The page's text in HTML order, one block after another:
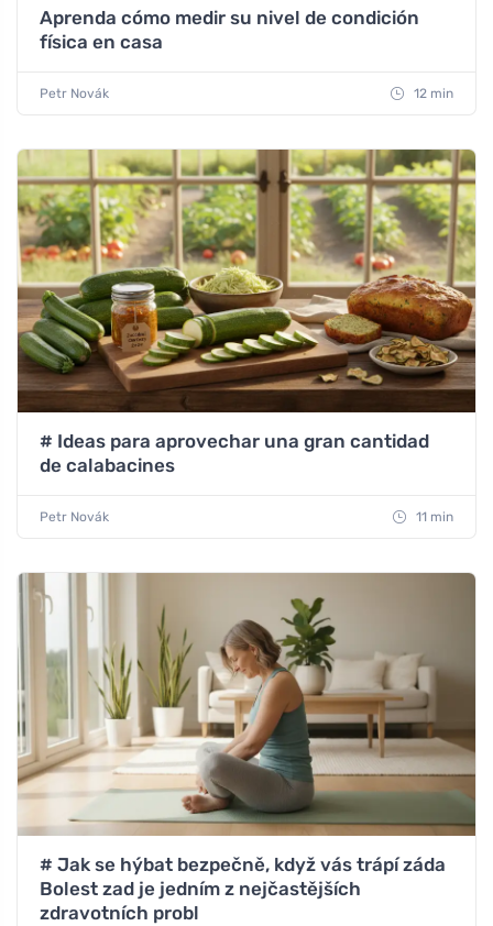
Aprenda cómo medir su nivel de condición
física en casa
Petr Novák 12 min
# Ideas para aprovechar una gran cantidad
de calabacines
Petr Novák 11 min
# Jak se hýbat bezpečně, když vás trápí záda
Bolest zad je jedním z nejčastějších
zdravotních probl